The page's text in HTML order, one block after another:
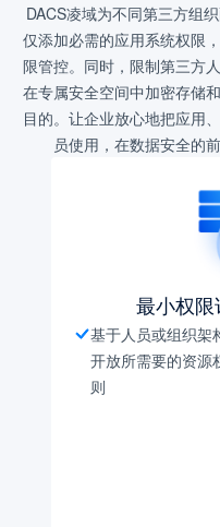
DACS凌域为不同第三方组
仅添加必需的应用系统权限
限管控。同时，限制第三方
在专属安全空间中加密存储
目的。让企业放心地把应用
员使用，在数据安全的
最小权
基于人员或组织架
开放所需要的资源
则